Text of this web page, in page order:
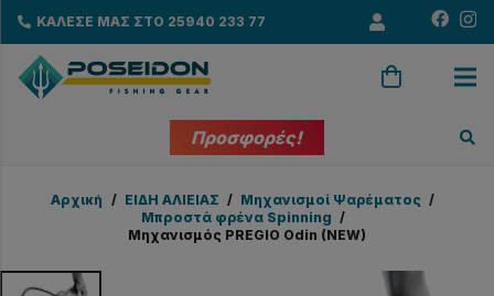
ΚΑΛΕΣΕ ΜΑΣ ΣΤΟ 25940 233 77
Προσφορές!
Αρχική / EΙΔΗ ΑΛΙΕΙΑΣ / Μηχανισμοί Ψαρέματος /
Μπροστά φρένα Spinning /
Μηχανισμός PREGIO Odin (NEW)